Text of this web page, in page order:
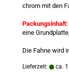
chrom mit den
Packungsinhalt:
eine
Die Fahne wird
Lieferzeit: ca.